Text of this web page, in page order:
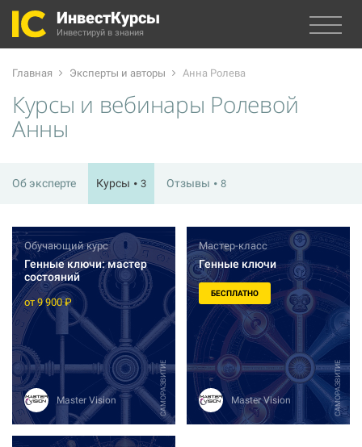
ИнвестКурсы
Инвестируй в знания
Главная Эксперты и авторы Анна Ролева
Курсы и вебинары Ролевой
Анны
Об эксперте Курсы 3 Отзывы 8
САМОРАЗВИТИЕ
Обучающий курс
Генные ключи: мастер
состояний
от 9 900 ₽
Master Vision САМОРАЗВИТИЕ
Мастер-класс
Генные ключи
БЕСПЛАТНО
Master Vision